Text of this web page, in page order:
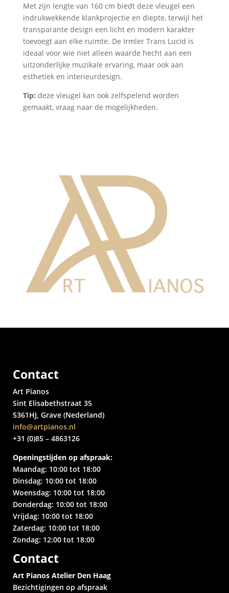
Met zijn lengte van 160 cm biedt deze vleugel een
indrukwekkende klankprojectie en diepte, terwijl het
transparante design een licht en modern karakter
toevoegt aan elke ruimte. De Irmler Trans Lucid is
ideaal voor wie niet alleen waarde hecht aan een
uitzonderlijke muzikale ervaring, maar ook aan
esthetiek en interieurdesign.
Tip: deze vleugel kan ook zelfspelend worden
gemaakt, vraag naar de mogelijkheden.
Contact
Art Pianos
Sint Elisabethstraat 35
5361HJ, Grave (Nederland)
info@artpianos.nl
+31 (0)85 – 4863126
Openingstijden op afspraak:
Maandag: 10:00 tot 18:00
Dinsdag: 10:00 tot 18:00
Woensdag: 10:00 tot 18:00
Donderdag: 10:00 tot 18:00
Vrijdag: 10:00 tot 18:00
Zaterdag: 10:00 tot 18:00
Zondag: 12:00 tot 18:00
Contact
Art Pianos Atelier Den Haag
Bezichtigingen op afspraak